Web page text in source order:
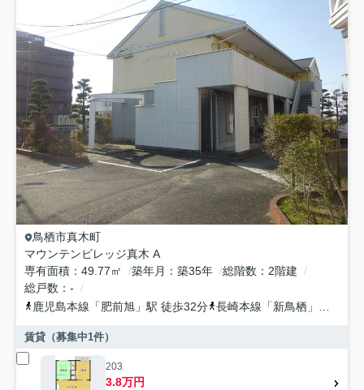
鳥栖市真木町
マウンテンビレッジ真木 A
専有面積
49.77㎡ 築年月 築35年 総階数
2階建
総戸数
-
鹿児島本線 「肥前旭 」駅 徒歩32分 長崎本線 「新鳥栖 」駅 徒歩29分
賃貸（募集中1件）
203
3.8万円